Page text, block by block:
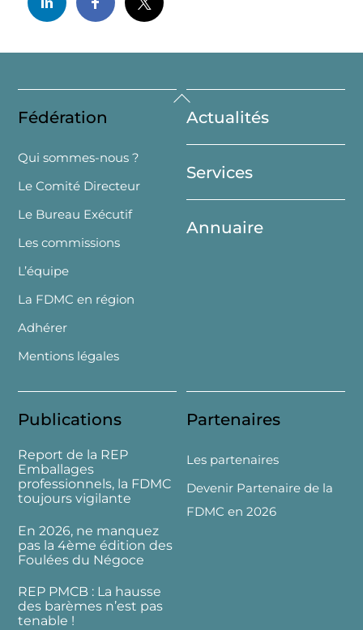
Back
To
Top
Fédération
Qui sommes-nous ?
Le Comité Directeur
Le Bureau Exécutif
Les commissions
L’équipe
La FDMC en région
Adhérer
Mentions légales
Actualités
Services
Annuaire
Publications
Report de la REP
Emballages
professionnels, la FDMC
toujours vigilante
En 2026, ne manquez
pas la 4ème édition des
Foulées du Négoce
REP PMCB : La hausse
des barèmes n’est pas
tenable !
Partenaires
Les partenaires
Devenir Partenaire de la
FDMC en 2026